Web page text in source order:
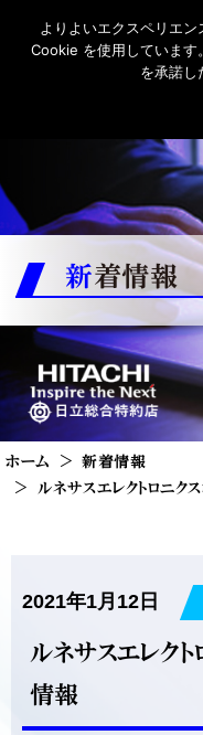
新着情報
ホーム
新着情報
ルネサスエレクトロニ
2021年1月12日
ルネサスエレク
情報
よりよいエクスペリエ
Cookie を使用しています
を承諾し